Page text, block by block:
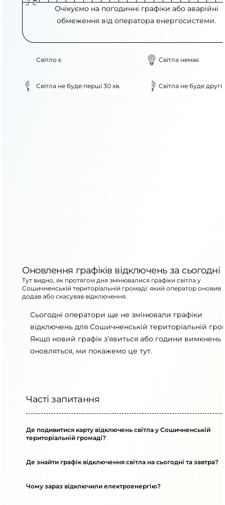
Очікуємо на погодинні графіки або аварійні
обмеження від оператора енергосистеми.
Світло є Світла немає
Світла не буде перші 30 хв. Світла не буде другі
Оновлення графіків відключень за сьогодні
Тут видно, як протягом дня змінювалися графіки світла у
Сошичненській територіальній громаді: який оператор оновив
додав або скасував відключення.
Сьогодні оператори ще не змінювали графіки
відключень для Сошичненській територіальній
Якщо новий графік з’явиться або години вимкнень
оновляться, ми покажемо це тут.
Часті запитання
Де подивитися карту відключень світла у Сошичненській
територіальній громаді?
Де знайти графік відключення світла на сьогодні та завтра?
Чому зараз відключили електроенергію?